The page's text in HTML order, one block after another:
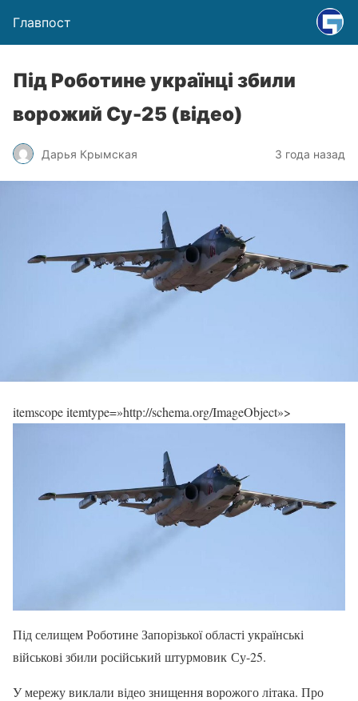
Главпост
Під Роботине українці збили
ворожий Су-25 (відео)
Дарья Крымская 3 года назад
itemscope itemtype=»http://schema.org/ImageObject»>
Під селищем Роботине Запорізької області українські
військові збили російський штурмовик Су-25.
У мережу виклали відео знищення ворожого літака. Про